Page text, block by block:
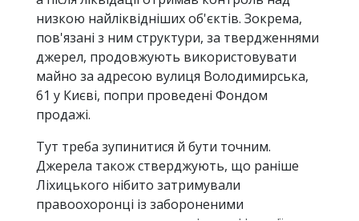
низкою найліквідніших об'єктів. Зокрема,
пов'язані з ним структури, за твердженнями
джерел, продовжують використовувати
майно за адресою вулиця Володимирська,
61 у Києві, попри проведені Фондом
продажі.
Тут треба зупинитися й бути точним.
Джерела також стверджують, що раніше
Ліхицького нібито затримували
правоохоронці із забороненими